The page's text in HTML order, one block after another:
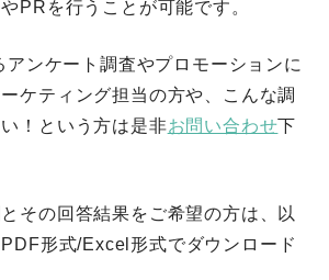
PRを行うことが可能です。
ンケート調査やプロモーションに
ケティング担当の方や、こんな調
！という方は是非お問い合わせ下
その回答結果をご希望の方は、以
形式/Excel形式でダウンロード